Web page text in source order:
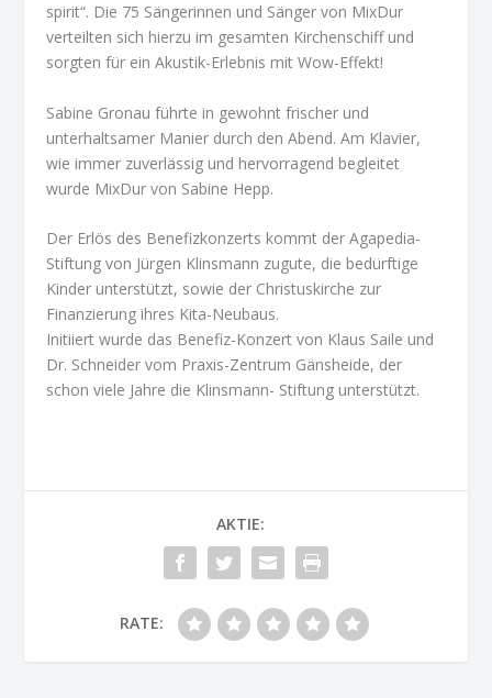
spirit“. Die 75 Sängerinnen und Sänger von MixDur
verteilten sich hierzu im gesamten Kirchenschiff und
sorgten für ein Akustik-Erlebnis mit Wow-Effekt!
Sabine Gronau führte in gewohnt frischer und
unterhaltsamer Manier durch den Abend. Am Klavier,
wie immer zuverlässig und hervorragend begleitet
wurde MixDur von Sabine Hepp.
Der Erlös des Benefizkonzerts kommt der Agapedia-
Stiftung von Jürgen Klinsmann zugute, die bedürftige
Kinder unterstützt, sowie der Christuskirche zur
Finanzierung ihres Kita-Neubaus.
Initiiert wurde das Benefiz-Konzert von Klaus Saile und
Dr. Schneider vom Praxis-Zentrum Gänsheide, der
schon viele Jahre die Klinsmann- Stiftung unterstützt.
AKTIE:
RATE: